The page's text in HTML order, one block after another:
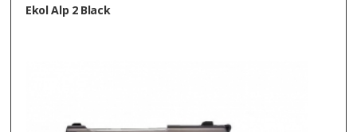
Ekol Alp 2 Black